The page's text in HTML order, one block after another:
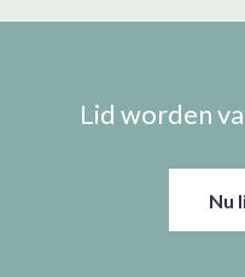
Lid worden
Nu